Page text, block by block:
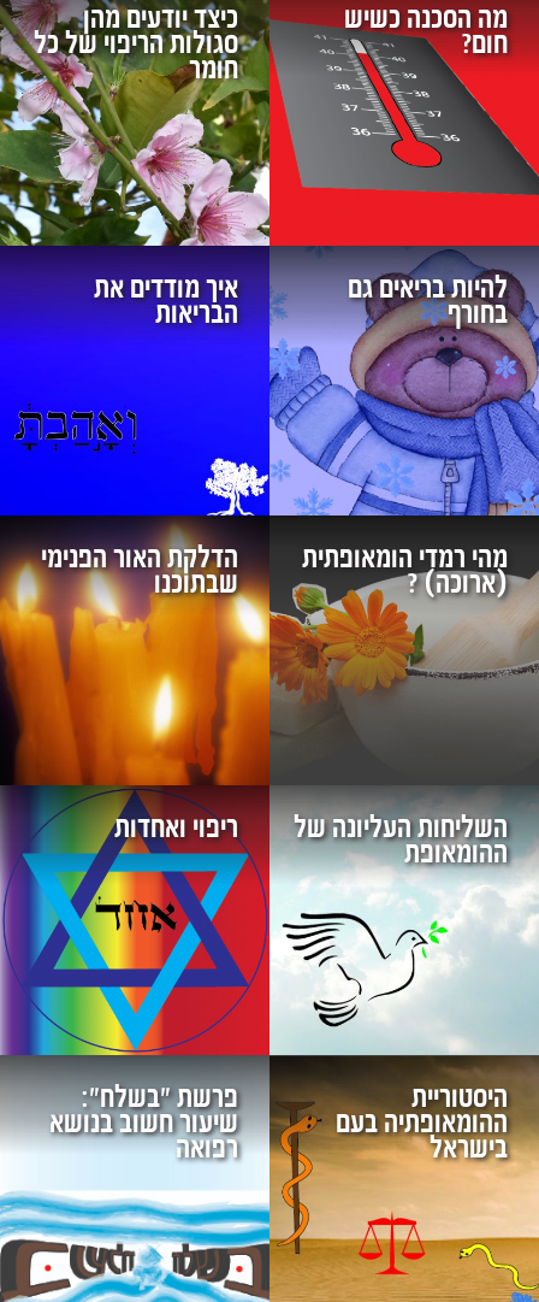
מה הסכנה כשיש
חום?
כיצד יודעים מהן
סגולות הריפוי של כל
חומר
להיות בריאים גם
בחורף
איך מודדים את
הבריאות
מהי רמדי הומאופתית
(ארוכה) ?
הדלקת האור הפנימי
שבתוכנו
השליחות העליונה של
ההומאופת
ריפוי ואחדות
היסטוריית
ההומאופתיה בעם
בישראל
פרשת "בשלח":
שיעור חשוב בנושא
רפואה